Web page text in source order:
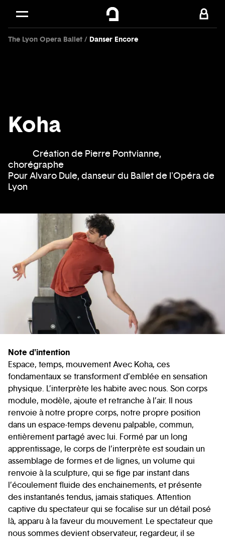
Skip to
The Lyon Opera Ballet Danser Encore
Koha
Création de Pierre Pontvianne,
chorégraphe
Pour Alvaro Dule, danseur du Ballet de l'Opéra de
Lyon
Note d'intention
Espace, temps, mouvement Avec Koha, ces
fondamentaux se transforment d’emblée en sensation
physique. L’interprète les habite avec nous. Son corps
module, modèle, ajoute et retranche à l’air. Il nous
renvoie à notre propre corps, notre propre position
dans un espace-temps devenu palpable, commun,
entièrement partagé avec lui. Formé par un long
apprentissage, le corps de l’interprète est soudain un
assemblage de formes et de lignes, un volume qui
renvoie à la sculpture, qui se fige par instant dans
l’écoulement fluide des enchainements, et présente
des instantanés tendus, jamais statiques. Attention
captive du spectateur qui se focalise sur un détail posé
là, apparu à la faveur du mouvement. Le spectateur que
nous sommes devient observateur, regardeur, il se